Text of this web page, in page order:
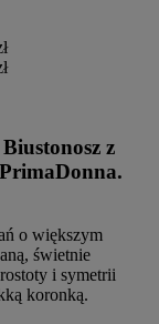
z
o większym
świetnie
i symetrii
koronką.